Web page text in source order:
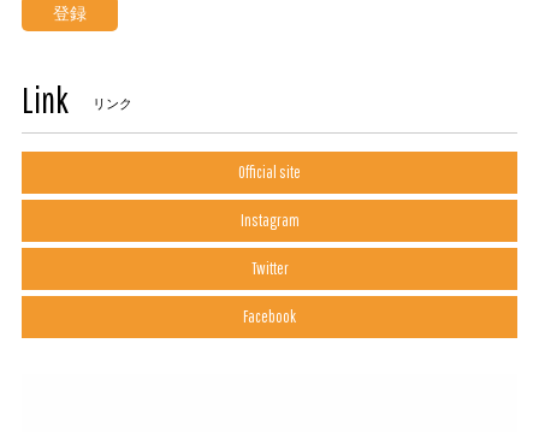
登録
Link リンク
Official site
Instagram
Twitter
Facebook